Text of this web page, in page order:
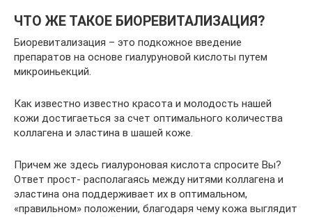
ЧТО ЖЕ ТАКОЕ БИОРЕВИТАЛИЗАЦИЯ?
Биоревитализация – это подкожное введение
препаратов на основе гиалуруновой кислоты путем
микроиньекций.
Как известно известно красота и молодость нашей
кожи достигаеться за счет оптимального количества
коллагена и эластина в шашей коже.
Причем же здесь гиалуроновая кислота спросите Вы?
Ответ прост- располагаясь между нитями коллагена и
эластина она поддерживает их в оптимальном,
«правильном» положении, благодаря чему кожа выглядит